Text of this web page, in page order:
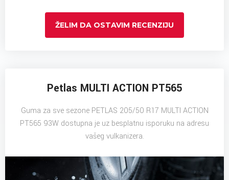
ŽELIM DA OSTAVIM RECENZIJU
Petlas MULTI ACTION PT565
Guma za sve sezone PETLAS 205/50 R17 MULTI ACTION
PT565 93W dostupna je uz besplatnu isporuku na adresu
vašeg vulkanizera.